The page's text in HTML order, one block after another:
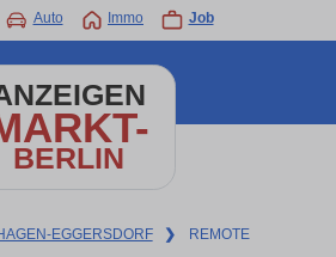
Auto Immo Job
BERLIN
EGGERSDORF ❯ REMOTE